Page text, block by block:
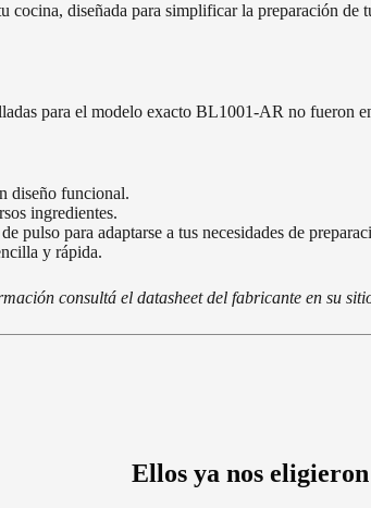
diseñada para simplificar la preparación de
para el modelo exacto BL1001-AR no fueron
diseño funcional.
ingredientes.
pulso para adaptarse a tus necesidades de
y rápida.
consultá el datasheet del fabricante en su
Ellos ya nos eligieron